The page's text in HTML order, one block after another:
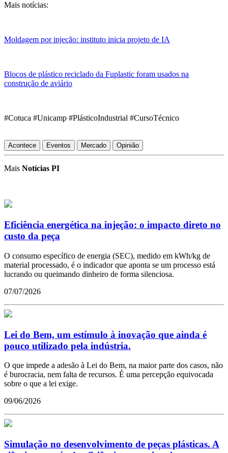
Mais notícias:
Moldagem por injeção: instituto inicia projeto de IA
Blocos de plástico reciclado da Fuplastic foram usados na
construção de aviário
#Cotuca #Unicamp #PlásticoIndustrial #CursoTécnico
Acontece Eventos Mercado Opinião
Mais Notícias PI
Eficiência energética na injeção: o impacto direto no
custo da peça
O consumo específico de energia (SEC), medido em kWh/kg de
material processado, é o indicador que aponta se um processo está
lucrando ou queimando dinheiro de forma silenciosa.
07/07/2026
Lei do Bem, um estímulo à inovação que ainda é
pouco utilizado pela indústria.
O que impede a adesão à Lei do Bem, na maior parte dos casos, não
é burocracia, nem falta de recursos. É uma percepção equivocada
sobre o que a lei exige.
09/06/2026
Simulação no desenvolvimento de peças plásticas. A